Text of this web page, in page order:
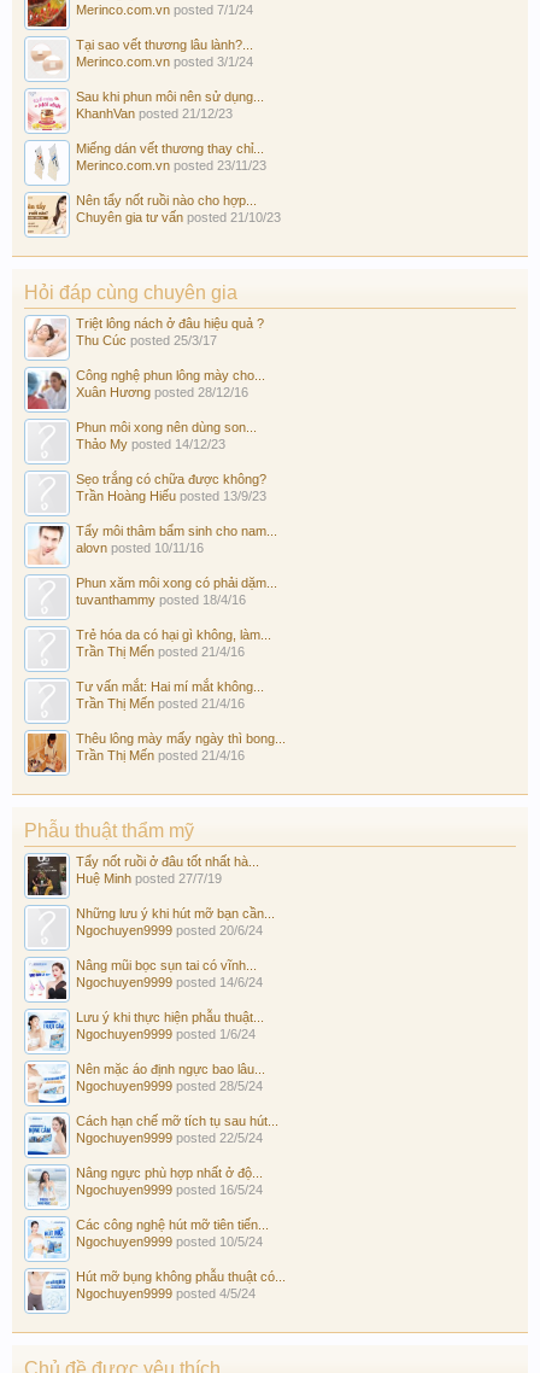
Merinco.com.vn posted 7/1/24
Tại sao vết thương lâu lành?...
Merinco.com.vn posted 3/1/24
Sau khi phun môi nên sử dụng...
KhanhVan posted 21/12/23
Miếng dán vết thương thay chỉ...
Merinco.com.vn posted 23/11/23
Nên tẩy nốt ruồi nào cho hợp...
Chuyên gia tư vấn posted 21/10/23
Hỏi đáp cùng chuyên gia
Triệt lông nách ở đâu hiệu quả ?
Thu Cúc posted 25/3/17
Công nghệ phun lông mày cho...
Xuân Hương posted 28/12/16
Phun môi xong nên dùng son...
Thảo My posted 14/12/23
Sẹo trắng có chữa được không?
Trần Hoàng Hiếu posted 13/9/23
Tẩy môi thâm bẩm sinh cho nam...
alovn posted 10/11/16
Phun xăm môi xong có phải dặm...
tuvanthammy posted 18/4/16
Trẻ hóa da có hại gì không, làm...
Trần Thị Mến posted 21/4/16
Tư vấn mắt: Hai mí mắt không...
Trần Thị Mến posted 21/4/16
Thêu lông mày mấy ngày thì bong...
Trần Thị Mến posted 21/4/16
Phẫu thuật thẩm mỹ
Tẩy nốt ruồi ở đâu tốt nhất hà...
Huệ Minh posted 27/7/19
Những lưu ý khi hút mỡ bạn cần...
Ngochuyen9999 posted 20/6/24
Nâng mũi bọc sụn tai có vĩnh...
Ngochuyen9999 posted 14/6/24
Lưu ý khi thực hiện phẫu thuật...
Ngochuyen9999 posted 1/6/24
Nên mặc áo định ngực bao lâu...
Ngochuyen9999 posted 28/5/24
Cách hạn chế mỡ tích tụ sau hút...
Ngochuyen9999 posted 22/5/24
Nâng ngực phù hợp nhất ở độ...
Ngochuyen9999 posted 16/5/24
Các công nghệ hút mỡ tiên tiến...
Ngochuyen9999 posted 10/5/24
Hút mỡ bụng không phẫu thuật có...
Ngochuyen9999 posted 4/5/24
Chủ đề được yêu thích